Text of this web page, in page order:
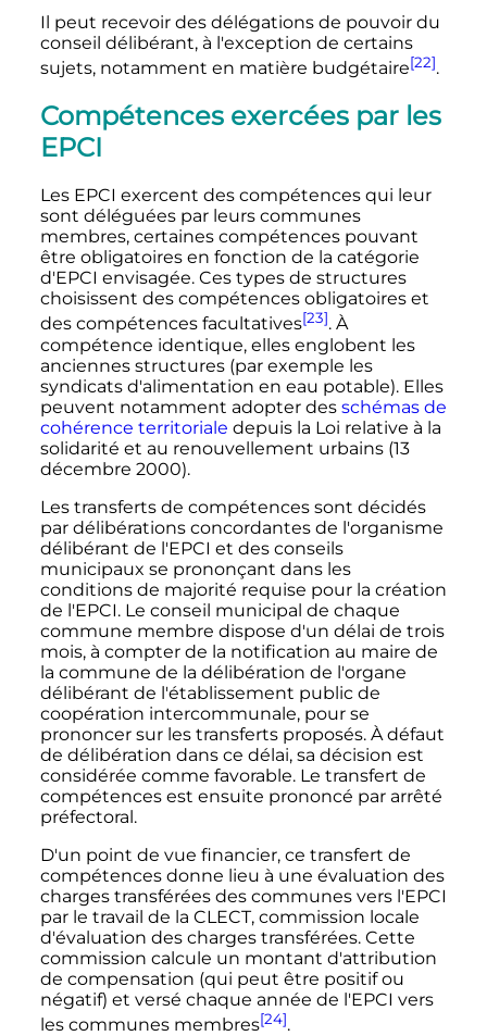
Il peut recevoir des délégations de pouvoir du
conseil délibérant, à l'exception de certains
sujets, notamment en matière budgétaire[22].
Compétences exercées par les
EPCI
Les EPCI exercent des compétences qui leur
sont déléguées par leurs communes
membres, certaines compétences pouvant
être obligatoires en fonction de la catégorie
d'EPCI envisagée. Ces types de structures
choisissent des compétences obligatoires et
des compétences facultatives[23]. À
compétence identique, elles englobent les
anciennes structures (par exemple les
syndicats d'alimentation en eau potable). Elles
peuvent notamment adopter des schémas de
cohérence territoriale depuis la Loi relative à la
solidarité et au renouvellement urbains (13
décembre 2000).
Les transferts de compétences sont décidés
par délibérations concordantes de l'organisme
délibérant de l'EPCI et des conseils
municipaux se prononçant dans les
conditions de majorité requise pour la création
de l'EPCI. Le conseil municipal de chaque
commune membre dispose d'un délai de trois
mois, à compter de la notification au maire de
la commune de la délibération de l'organe
délibérant de l'établissement public de
coopération intercommunale, pour se
prononcer sur les transferts proposés. À défaut
de délibération dans ce délai, sa décision est
considérée comme favorable. Le transfert de
compétences est ensuite prononcé par arrêté
préfectoral.
D'un point de vue financier, ce transfert de
compétences donne lieu à une évaluation des
charges transférées des communes vers l'EPCI
par le travail de la CLECT, commission locale
d'évaluation des charges transférées. Cette
commission calcule un montant d'attribution
de compensation (qui peut être positif ou
négatif) et versé chaque année de l'EPCI vers
les communes membres[24].